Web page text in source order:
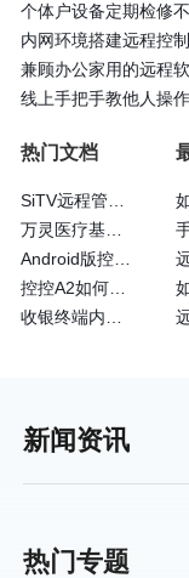
个体户设备定期检修
内网环境搭建远程控
兼顾办公家用的远程
线上手把手教他人操
热门文档
SiTV远程管理维护户外广告屏大法—向日葵
万灵医疗基于向日葵的眼科远程诊断系统
Android版控制端常见问题
控控A2如何通过4G网卡上网
收银终端内嵌向日葵实现远程运维
新闻资讯
热门专题